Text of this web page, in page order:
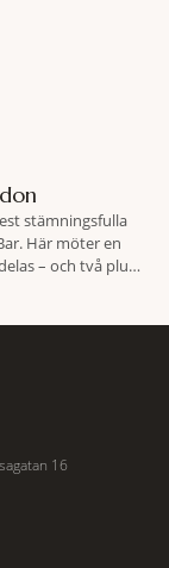
stämningsfulla
Här möter en
– och två plus
16